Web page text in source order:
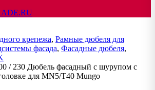
крепежа, Рамные дюбеля для
фасада, Фасадные дюбеля,
/ 230 Дюбель фасадный с шурупом с
для MN5/T40 Mungo